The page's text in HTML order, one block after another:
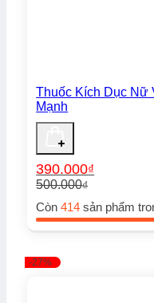
Thuốc Kích Dục Nữ
Mạnh
500.000₫
gốc
là:
390.000₫
hiện
tại
390.000₫.
Còn414 sản phẩm
-27%